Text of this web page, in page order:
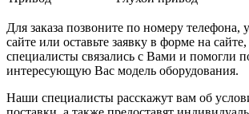
Для заказа позвоните по номеру телефона,
сайте или оставьте заявку в форме на
специалисты связались с Вами и помогли
интересующую Вас модель оборудования.
Наши специалисты расскажут вам об